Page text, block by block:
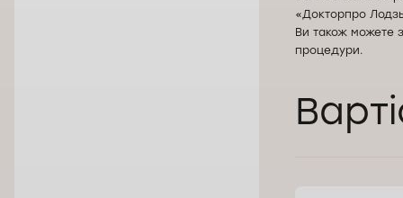
«Докторпро
Ви також можете
процедури.